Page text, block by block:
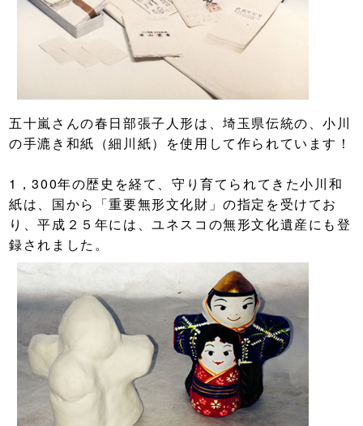
五十嵐さんの春日部張子人形は、埼玉県伝統の、小川
の手漉き和紙（細川紙）を使用して作られています！
1，300年の歴史を経て、守り育てられてきた小川和
紙は、国から「重要無形文化財」の指定を受けてお
り、平成２５年には、ユネスコの無形文化遺産にも登
録されました。